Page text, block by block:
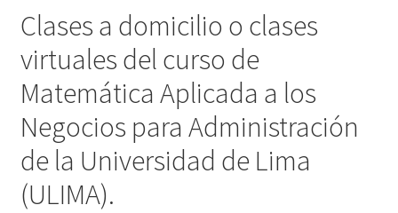
Clases a domicilio o clases
virtuales del curso de
Matemática Aplicada a los
Negocios para Administración
de la Universidad de Lima
(ULIMA).